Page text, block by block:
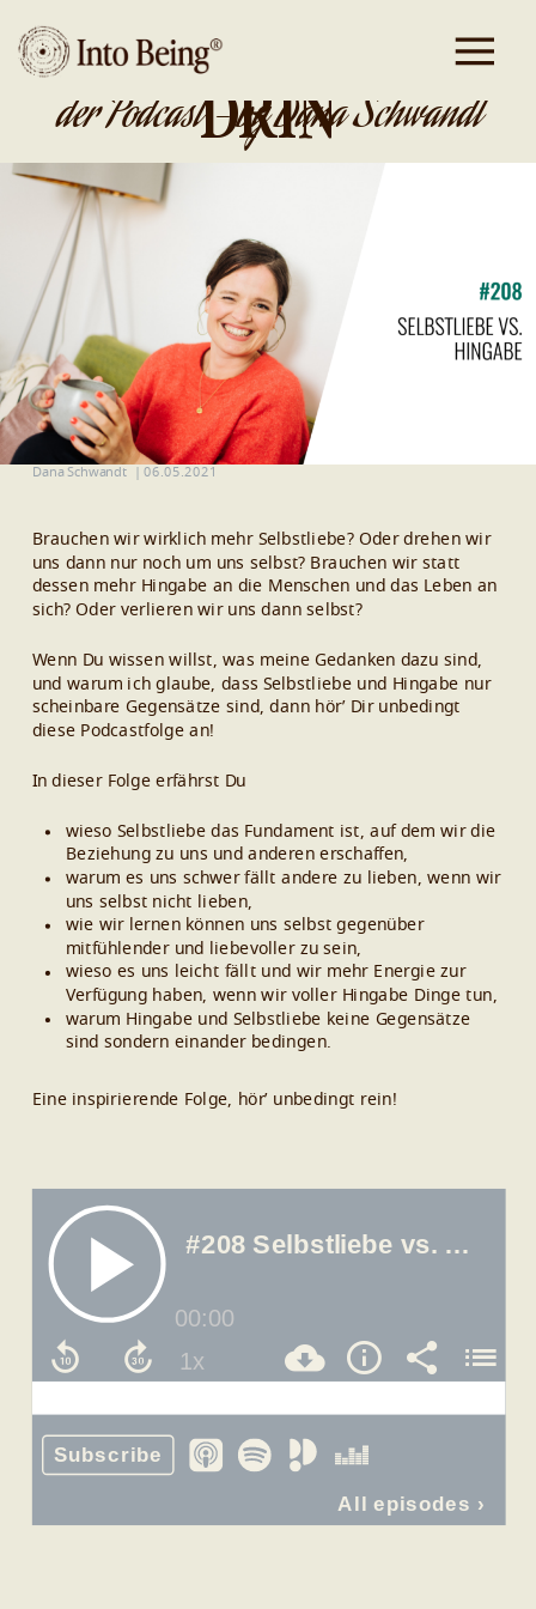
DA IST GOLD
DRIN
der Podcast - by Dana Schwandt
Dana Schwandt 06.05.2021
Brauchen wir wirklich mehr Selbstliebe? Oder drehen wir
uns dann nur noch um uns selbst? Brauchen wir statt
dessen mehr Hingabe an die Menschen und das Leben an
sich? Oder verlieren wir uns dann selbst?
Wenn Du wissen willst, was meine Gedanken dazu sind,
und warum ich glaube, dass Selbstliebe und Hingabe nur
scheinbare Gegensätze sind, dann hör’ Dir unbedingt
diese Podcastfolge an!
In dieser Folge erfährst Du
wieso Selbstliebe das Fundament ist, auf dem wir die
Beziehung zu uns und anderen erschaffen,
warum es uns schwer fällt andere zu lieben, wenn wir
uns selbst nicht lieben,
wie wir lernen können uns selbst gegenüber
mitfühlender und liebevoller zu sein,
wieso es uns leicht fällt und wir mehr Energie zur
Verfügung haben, wenn wir voller Hingabe Dinge tun,
warum Hingabe und Selbstliebe keine Gegensätze
sind sondern einander bedingen.
Eine inspirierende Folge, hör’ unbedingt rein!